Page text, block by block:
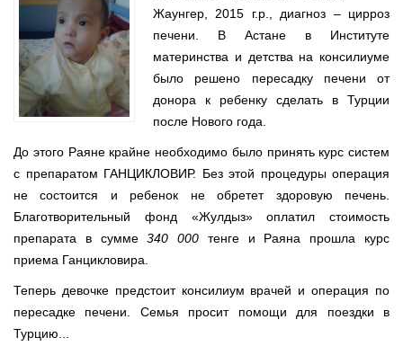
Жаунгер, 2015 г.р., диагноз – цирроз
печени. В Астане в Институте
материнства и детства на консилиуме
было решено пересадку печени от
донора к ребенку сделать в Турции
после Нового года.
До этого Раяне крайне необходимо было принять курс систем
с препаратом ГАНЦИКЛОВИР. Без этой процедуры операция
не состоится и ребенок не обретет здоровую печень.
Благотворительный фонд «Жулдыз» оплатил стоимость
препарата в сумме340 000 тенге и Раяна прошла курс
приема Ганцикловира.
Теперь девочке предстоит консилиум врачей и операция по
пересадке печени. Семья просит помощи для поездки в
Турцию...